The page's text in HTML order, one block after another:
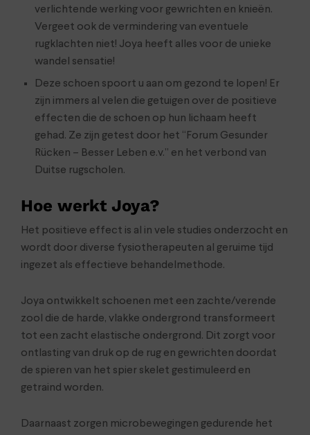
verlichtende werking voor gewrichten en knieën.
Vergeet ook de vermindering van eventuele
rugklachten niet! Joya heeft alles voor de unieke
wandel sensatie!
Deze schoen spoort u aan om gezond te lopen! Er
zijn immers al velen die getuigen over de positieve
effecten die de schoen op hun lichaam heeft
gehad. Ze zijn getest door het “Forum Gesunder
Rücken – Besser Leben e.v.” en het verbond van
Duitse rugscholen.
Hoe werkt Joya?
Het positieve effect is al in vele studies onderzocht en
wordt door diverse fysiotherapeuten al geruime tijd
ingezet als effectieve behandelmethode.
Joya ontwikkelt schoenen met een zachte/verende
zool die de harde, vlakke ondergrond transformeert
tot een zacht elastische ondergrond. Dit zorgt voor
ontlasting van druk op de rug en gewrichten doordat
de spieren van het spier skelet gestimuleerd en
getraind worden.
Daarnaast zorgen microbewegingen gedurende het